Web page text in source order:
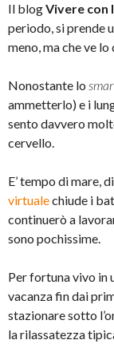
Il blogVivere con
periodo, si prende
meno, ma che ve lo
Nonostante lo
ammetterlo) e i
sento davvero
cervello.
E’ tempo di mare,
virtualechiude i
continuerò a
sono pochissime.
Per fortuna vivo in
vacanza fin dai
stazionare sotto
la rilassatezza